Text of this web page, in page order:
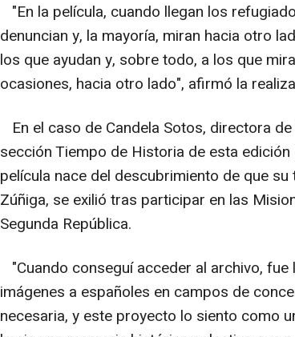
"En la película, cuando llegan los
denuncian y, la mayoría, miran hacia otro
los que ayudan y, sobre todo, a los que
ocasiones, hacia otro lado", afirmó la
En el caso de Candela Sotos, directora
sección Tiempo de Historia de esta
película nace del descubrimiento de que
Zúñiga, se exilió tras participar en las
Segunda República.
"Cuando conseguí acceder al archivo, fue
imágenes a españoles en campos de
necesaria, y este proyecto lo siento como